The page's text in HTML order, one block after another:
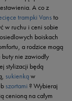
A co z
trampki Vansto
w ruchu i ceni sobie
boiskach
a rodzice mogą
nie zawiodły
stylizacji będą
sukienkąw
szortami ? Wybieraj
cenioną na całym